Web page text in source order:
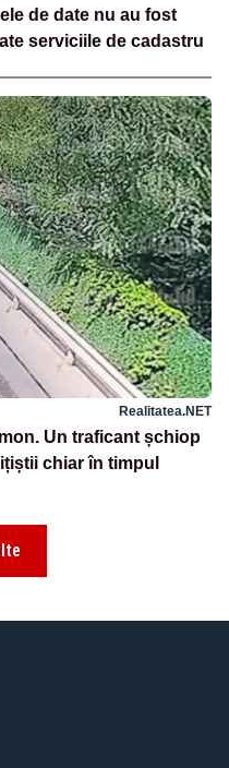
de date nu au fost
serviciile de cadastru
Realitatea.NET
Un traficant șchiop
chiar în timpul